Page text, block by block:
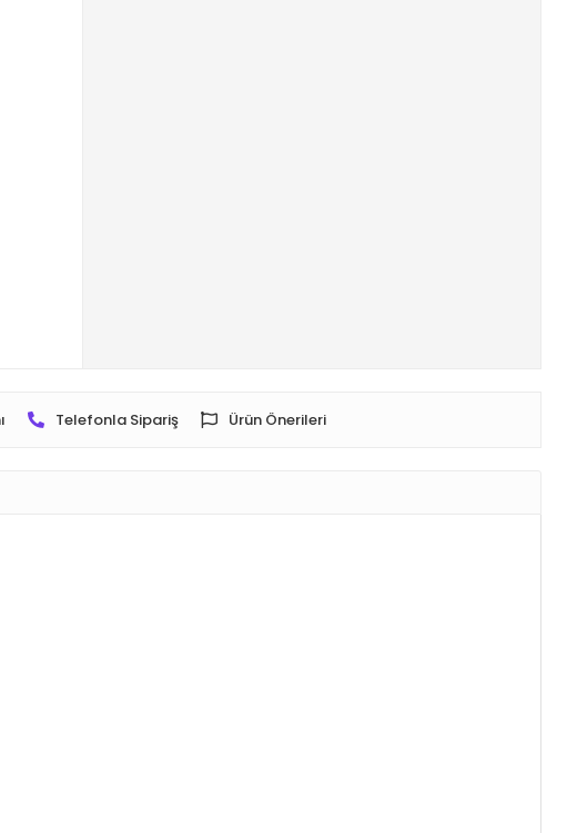
Telefonla Sipariş Ürün Önerileri